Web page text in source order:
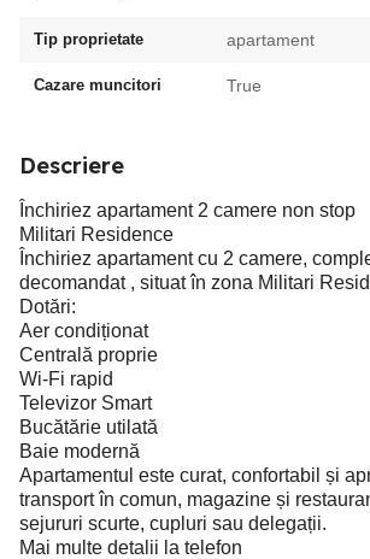
Tip proprietate apartament
Cazare muncitori True
Descriere
Închiriez apartament 2 camere non stop
Militari Residence
Închiriez apartament cu 2 camere,
decomandat , situat în zona Militari
Dotări:
Aer condiționat
Centrală proprie
Wi-Fi rapid
Televizor Smart
Bucătărie utilată
Baie modernă
Apartamentul este curat, confortabil și
transport în comun, magazine și
sejururi scurte, cupluri sau delegații.
Mai multe detalii la telefon